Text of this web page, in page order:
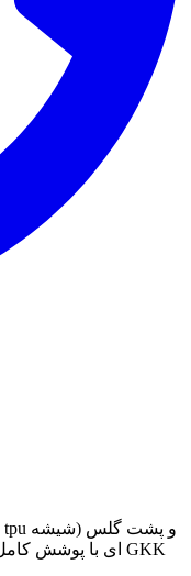
ای با پوشش کامل و 360 درجه‌ای گوشی از کمپانی معروف GKK